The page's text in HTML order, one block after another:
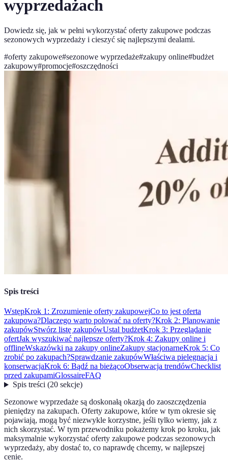
wyprzedażach
Dowiedz się, jak w pełni wykorzystać oferty zakupowe podczas
sezonowych wyprzedaży i cieszyć się najlepszymi dealami.
#oferty zakupowe#sezonowe wyprzedaże#zakupy online#budżet
zakupowy#promocje#oszczędności
Spis treści
WstępKrok 1: Zrozumienie oferty zakupowejCo to jest oferta
zakupowa?Dlaczego warto polować na oferty?Krok 2: Planowanie
zakupówStwórz listę zakupówUstal budżetKrok 3: Przeglądanie
ofertJak wyszukiwać najlepsze oferty?Krok 4: Zakupy online i
offlineWskazówki na zakupy onlineZakupy stacjonarneKrok 5: Co
zrobić po zakupach?Sprawdzanie zakupówWłaściwa pielęgnacja i
konserwacjaKrok 6: Bądź na bieżącoObserwacja trendówChecklist
przed zakupamiGlossaireFAQ
Spis treści(20 sekcje)
Sezonowe wyprzedaże są doskonałą okazją do zaoszczędzenia
pieniędzy na zakupach. Oferty zakupowe, które w tym okresie się
pojawiają, mogą być niezwykle korzystne, jeśli tylko wiemy, jak z
nich skorzystać. W tym przewodniku pokażemy krok po kroku, jak
maksymalnie wykorzystać oferty zakupowe podczas sezonowych
wyprzedaży, aby dostać to, co naprawdę chcemy, w najlepszej
cenie.